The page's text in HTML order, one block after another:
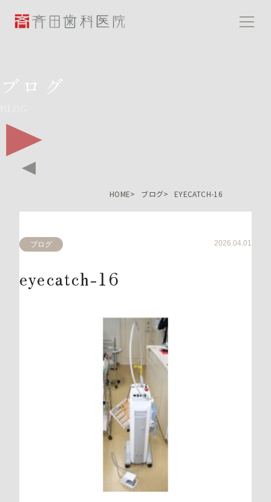
斉田歯科医院
ブログ
HOME ブログ EYECATCH-16
ブログ 2026.04.01
eyecatch-16